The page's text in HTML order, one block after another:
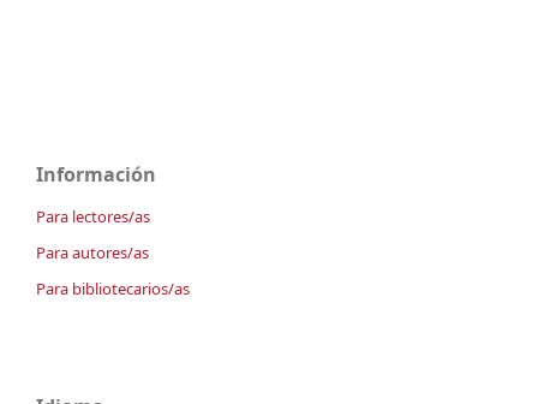
Información
Para lectores/as
Para autores/as
Para bibliotecarios/as